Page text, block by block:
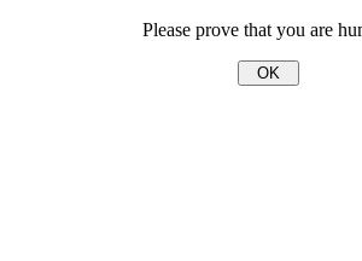
Please prove that you are